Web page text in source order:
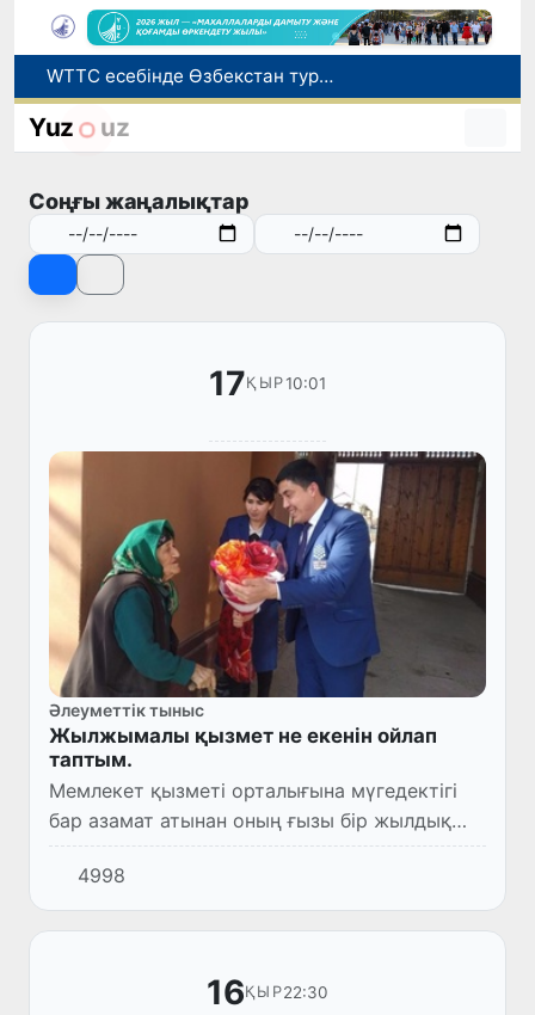
WTTC есебінде Өзбекстан туризмнің өсу қарқыны бойынша Орталық Азияда бірінші орынға шықты
Мүмкіндігі шектеулі талапкерлерге қабылдау емтихандарында қосымша уақыт беріледі
Адам саудасынан зардап шеккен азаматтар әлеуметтік қызметтермен қамтылады
Yuz uz
Соңғы жаңалықтар
17ҚЫР10:01
Әлеуметтік тыныс
Жылжымалы қызмет не екенін ойлап
таптым.
Мемлекет қызметі орталығына мүгедектігі
бар азамат атынан оның ғызы бір жылдық
зейнетақы ақшалары туралы анықтама алуға
келді.4998
16ҚЫР22:30